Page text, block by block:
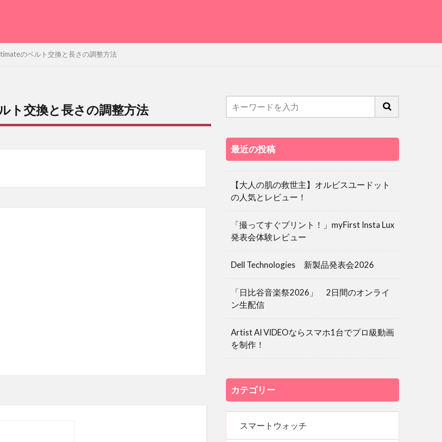
のベルト交換と長さの調整方法
ト交換と長さの調整方法
最近の投稿
【大人の肌の救世主】オルビスユードット
の人気とレビュー！
「撮ってすぐプリント！」myFirst Insta Lux
発表会体験レビュー
Dell Technologies 新製品発表会2026
「日比谷音楽祭2026」 2日間のオンライ
ン生配信
Artist AI VIDEOならスマホ1台でプロ級動画
を制作！
カテゴリー
スマートウォッチ